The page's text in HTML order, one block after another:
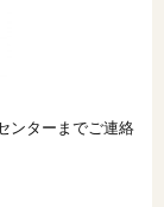
ンターまでご連絡